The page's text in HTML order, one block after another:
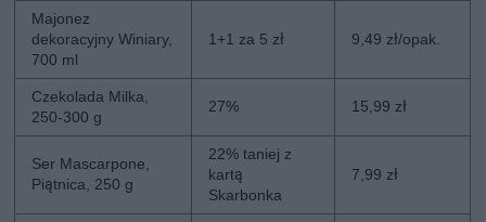
Majonez
dekoracyjny Winiary,
700 ml
1+1 za 5 zł 9,49 zł/opak.
Czekolada Milka,
250-300 g
27% 15,99 zł
Ser Mascarpone,
Piątnica, 250 g
22% taniej z
kartą
Skarbonka
7,99 zł